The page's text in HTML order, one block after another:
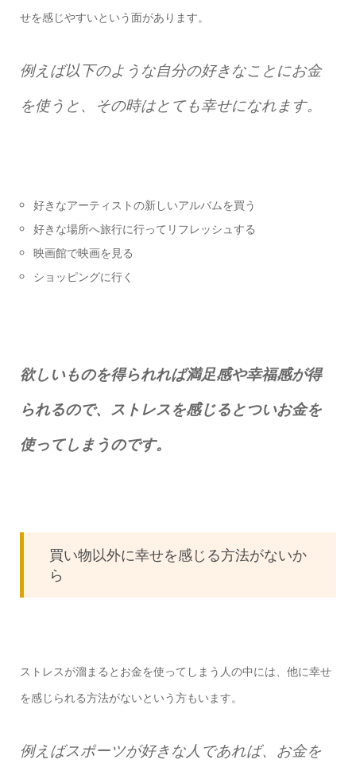
せを感じやすいという面があります。
例えば以下のような自分の好きなことにお金
を使うと、その時はとても幸せになれます。
好きなアーティストの新しいアルバムを買う
好きな場所へ旅行に行ってリフレッシュする
映画館で映画を見る
ショッピングに行く
欲しいものを得られれば満足感や幸福感が得
られるので、ストレスを感じるとついお金を
使ってしまうのです。
買い物以外に幸せを感じる方法がないか
ら
ストレスが溜まるとお金を使ってしまう人の中には、他に幸せ
を感じられる方法がないという方もいます。
例えばスポーツが好きな人であれば、お金を